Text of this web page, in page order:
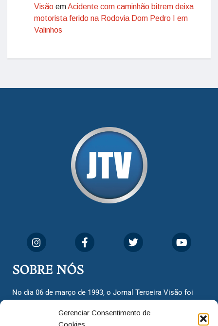
Gerenciar Consentimento de
Cookies
Visão emAcidente com caminhão bitrem deixa
motorista ferido na Rodovia Dom Pedro I em
Valinhos
SOBRE NÓS
No dia 06 de março de 1993, o Jornal Terceira Visão foi
cidadãos valinhenses, já que naquela época só existiam